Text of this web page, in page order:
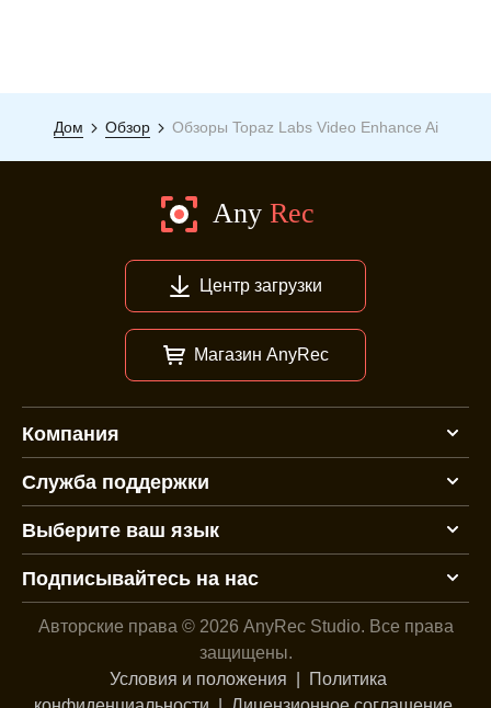
Дом Обзор Обзоры Topaz Labs Video Enhance Ai
Центр загрузки
Магазин AnyRec
Компания
Служба поддержки
Выберите ваш язык
Подписывайтесь на нас
Авторские права © 2026 AnyRec Studio. Все права
защищены.
Условия и положения
Политика